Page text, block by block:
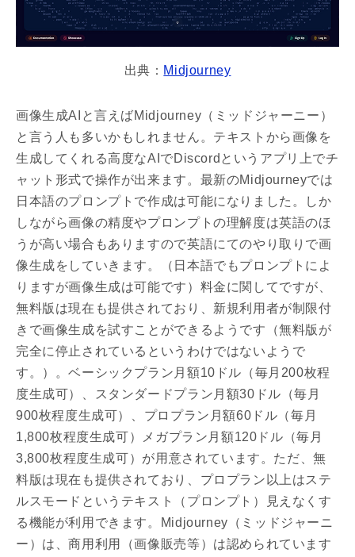
出典： Midjourney
画像生成AIと言えばMidjourney（ミッドジャーニー）
と言う人も多いかもしれません。テキストから画像を
生成してくれる高度なAIでDiscordというアプリ上でチ
ャット形式で操作が出来ます。最新のMidjourneyでは
日本語のプロンプトで作成は可能になりました。しか
しながら画像の精度やプロンプトの理解度は英語のほ
うが高い場合もありますので英語にてのやり取りで画
像生成をしていきます。（日本語でもプロンプトによ
りますが画像生成は可能です）料金に関してですが、
無料版は現在も提供されており、新規利用者が制限付
きで画像生成を試すことができるようです（無料版が
完全に停止されているというわけではないようで
す。）。ベーシックプラン月額10ドル（毎月200枚程
度生成可）、スタンダードプラン月額30ドル（毎月
900枚程度生成可）、プロプラン月額60ドル（毎月
1,800枚程度生成可）メガプラン月額120ドル（毎月
3,800枚程度生成可）が用意されています。ただ、無
料版は現在も提供されており、プロプラン以上はステ
ルスモードというテキスト（プロンプト）見えなくす
る機能が利用できます。Midjourney（ミッドジャーニ
ー）は、商用利用（画像販売等）は認められています